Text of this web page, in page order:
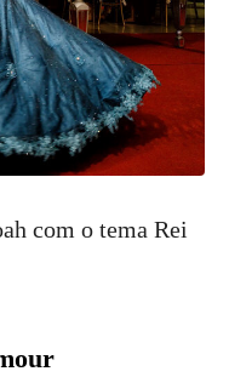
com o tema Rei